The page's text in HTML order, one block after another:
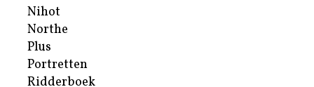
Nihot
Northe
Plus
Portretten
Ridderboek